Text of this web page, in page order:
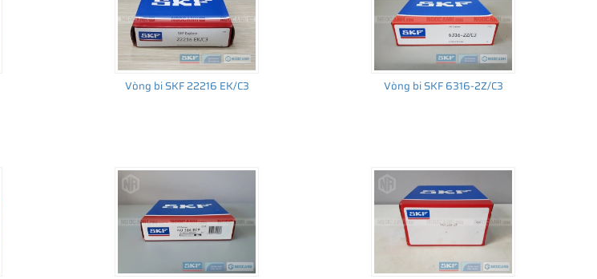
Vòng bi SKF 22216 EK/C3 Vòng bi SKF 6316-2Z/C3